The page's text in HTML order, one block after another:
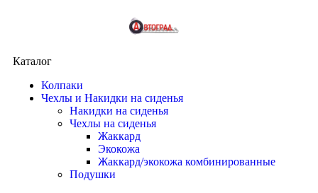
Каталог
Колпаки
Чехлы и Накидки на сиденья
Накидки на сиденья
Чехлы на сиденья
Жаккард
Экокожа
Жаккард/экокожа комбинированные
Подушки